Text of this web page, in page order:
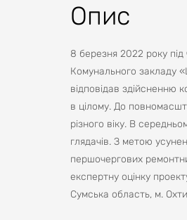
Опис
8 березня 2022 року
Комунального закладу
відповідав здійсненню
в цілому. До
різного віку. В
глядачів. З метою
першочергових
експертну оцінку
Сумська область, м.